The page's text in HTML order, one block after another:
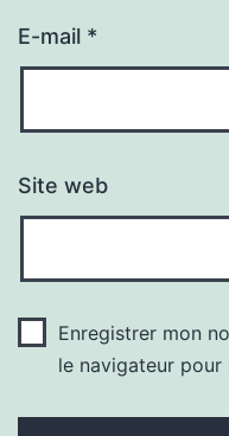
E-mail *
Site web
Enregistrer mon
le navigateur